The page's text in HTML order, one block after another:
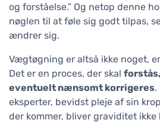
og forståelse.” Og netop denne
nøglen til at føle sig godt tilpas,
ændrer sig.
Vægtøgning er altså ikke noget,
Det er en proces, der skal
eventuelt nænsomt korrigeres.
eksperter, bevidst pleje af sin
der kommer, bliver graviditet ikke